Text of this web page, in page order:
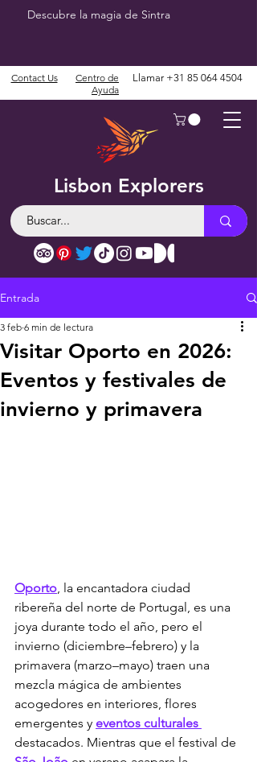
Descubre la magia de Sintra
Lisbon Explorers
Contact Us
Centro de
Ayuda
Llamar +31 85 064 4504
Entrada
Visitar Oporto en 2026:
Eventos y festivales de
invierno y primavera
3 feb 6 min de lectura
Oporto , la encantadora ciudad
ribereña del norte de Portugal, es una
joya durante todo el año, pero el
invierno (diciembre–febrero) y la
primavera (marzo–mayo) traen una
mezcla mágica de ambientes
acogedores en interiores, flores
emergentes y eventos culturales
destacados. Mientras que el festival de